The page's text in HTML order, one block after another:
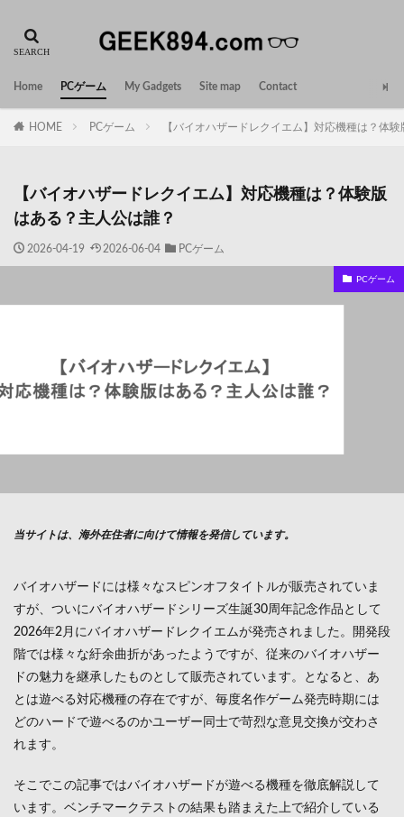
Home PCゲーム My Gadgets Site map Contact
HOME PCゲーム 【バイオハザードレクイエム】対応機種は？体
【バイオハザードレクイエム】対応機種は？体験版
はある？主人公は誰？
2026-04-19 2026-06-04 PCゲーム
PCゲーム
当サイトは、海外在住者に向けて情報を発信しています。
バイオハザードには様々なスピンオフタイトルが販売されていま
すが、ついにバイオハザードシリーズ生誕30周年記念作品として
2026年2月にバイオハザードレクイエムが発売されました。開発段
階では様々な紆余曲折があったようですが、従来のバイオハザー
ドの魅力を継承したものとして販売されています。となると、あ
とは遊べる対応機種の存在ですが、毎度名作ゲーム発売時期には
どのハードで遊べるのかユーザー同士で苛烈な意見交換が交わさ
れます。
そこでこの記事ではバイオハザードが遊べる機種を徹底解説して
います。ベンチマークテストの結果も踏まえた上で紹介している